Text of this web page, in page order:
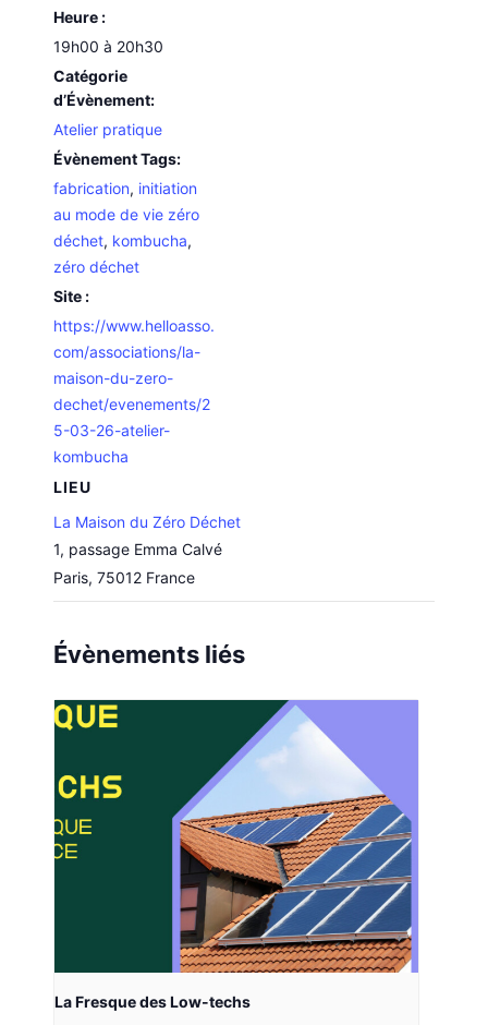
Heure :
19h00 à 20h30
Catégorie
d’Évènement:
Atelier pratique
Évènement Tags:
fabrication, initiation
au mode de vie zéro
déchet, kombucha,
zéro déchet
Site :
https://www.helloasso.
com/associations/la-
maison-du-zero-
dechet/evenements/2
5-03-26-atelier-
kombucha
LIEU
La Maison du Zéro Déchet
1, passage Emma Calvé
Paris, 75012 France
Évènements liés
La Fresque des Low-techs